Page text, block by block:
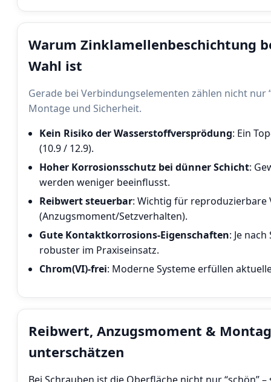
Warum Zinklamellenbeschichtung
Wahl ist
Gerade bei Verbindungselementen zählen nicht
Montage und Sicherheit.
Kein Risiko der Wasserstoffversprödung: Ein
(10.9 / 12.9).
Hoher Korrosionsschutz bei dünner Schicht:
werden weniger beeinflusst.
Reibwert steuerbar: Wichtig für reproduzierbare
(Anzugsmoment/Setzverhalten).
Gute Kontaktkorrosions-Eigenschaften: Je
robuster im Praxiseinsatz.
Chrom(VI)-frei: Moderne Systeme erfüllen
Reibwert, Anzugsmoment &
unterschätzen